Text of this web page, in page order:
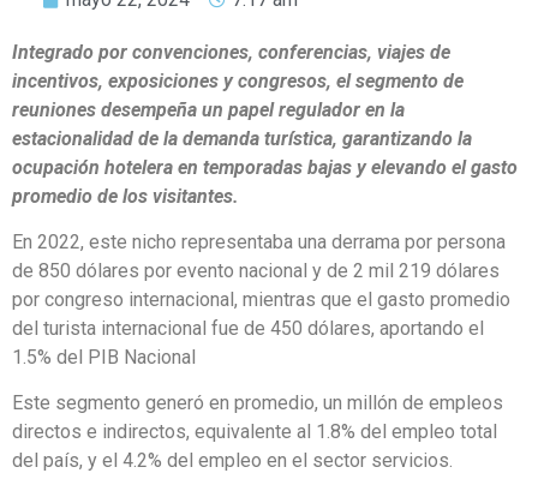
Integrado por convenciones, conferencias, viajes de
incentivos, exposiciones y congresos, el segmento de
reuniones desempeña un papel regulador en la
estacionalidad de la demanda turística, garantizando la
ocupación hotelera en temporadas bajas y elevando el gasto
promedio de los visitantes.
En 2022, este nicho representaba una derrama por persona
de 850 dólares por evento nacional y de 2 mil 219 dólares
por congreso internacional, mientras que el gasto promedio
del turista internacional fue de 450 dólares, aportando el
1.5% del PIB Nacional
Este segmento generó en promedio, un millón de empleos
directos e indirectos, equivalente al 1.8% del empleo total
del país, y el 4.2% del empleo en el sector servicios.